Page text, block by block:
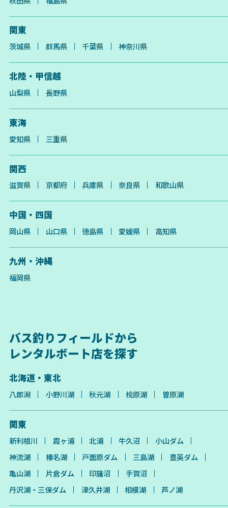
関東
茨城県 群馬県 千葉県 神奈川県
北陸・甲信越
山梨県 長野県
東海
愛知県 三重県
関西
滋賀県 京都府 兵庫県 奈良県 和歌山県
中国・四国
岡山県 山口県 徳島県 愛媛県 高知県
九州・沖縄
福岡県
バス釣りフィールドから
レンタルボート店を探す
北海道・東北
八郎潟 小野川湖 秋元湖 桧原湖 曽原湖
関東
新利根川 霞ヶ浦 北浦 牛久沼
小山ダム
神流湖
榛名湖 戸面原ダム 三島湖
豊英ダム
亀山湖
片倉ダム 印旛沼
手賀沼
丹沢湖・三保ダム
津久井湖 相模湖 芦ノ湖